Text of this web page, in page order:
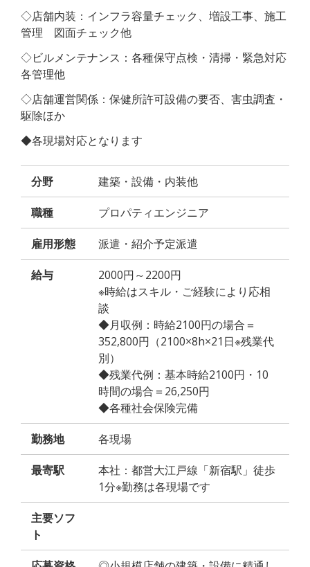
◇店舗内装：インフラ容量チェック、増設工事、施工
管理 図面チェック他
◇ビルメンテナンス：各種保守点検・清掃・緊急対応
各管理他
◇店舗運営関係：保健所許可設備の要否、害虫調査・
駆除ほか
◆各現場対応となります
分野 建築・設備・内装他
職種 プロパティエンジニア
雇用形態 派遣・紹介予定派遣
給与
2000円～2200円
※時給はスキル・ご経験により応相
談
◆月収例：時給2100円の場合＝
352,800円（2100×8h×21日※残業代
別）
◆残業代例：基本時給2100円・10
時間の場合＝26,250円
◆各種社会保険完備
勤務地 各現場
最寄駅
本社：都営大江戸線「新宿駅」徒歩
1分※勤務は各現場です
主要ソフ
ト